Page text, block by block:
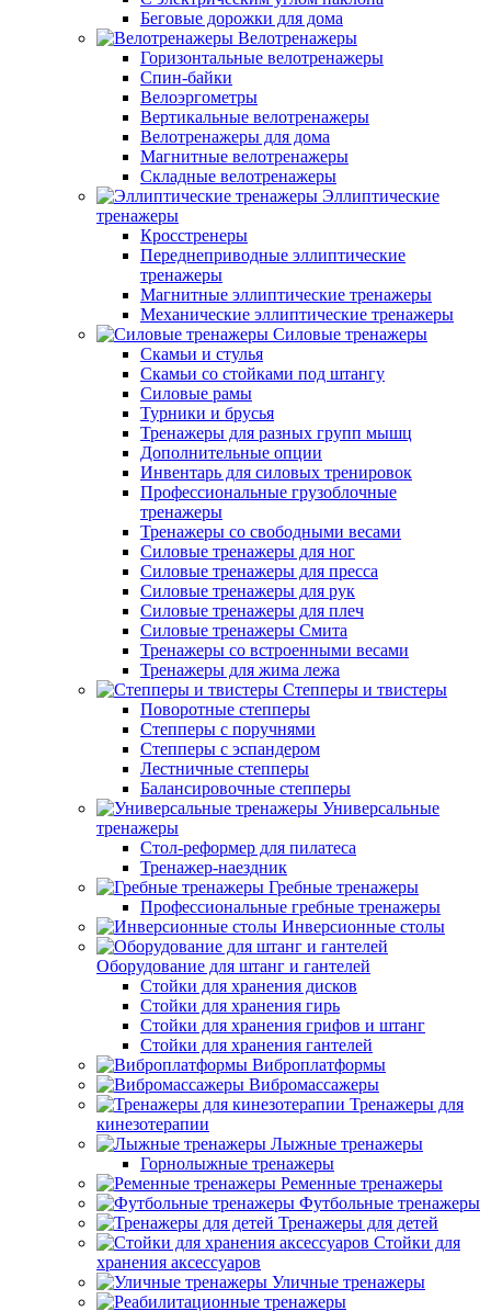
Беговые дорожки для дома
Велотренажеры
Горизонтальные велотренажеры
Спин-байки
Велоэргометры
Вертикальные велотренажеры
Велотренажеры для дома
Магнитные велотренажеры
Складные велотренажеры
Эллиптические
тренажеры
Кросстренеры
Переднеприводные эллиптические
тренажеры
Магнитные эллиптические тренажеры
Механические эллиптические тренажеры
Силовые тренажеры
Скамьи и стулья
Скамьи со стойками под штангу
Силовые рамы
Турники и брусья
Тренажеры для разных групп мышц
Дополнительные опции
Инвентарь для силовых тренировок
Профессиональные грузоблочные
тренажеры
Тренажеры со свободными весами
Силовые тренажеры для ног
Силовые тренажеры для пресса
Силовые тренажеры для рук
Силовые тренажеры для плеч
Силовые тренажеры Смита
Тренажеры со встроенными весами
Тренажеры для жима лежа
Степперы и твистеры
Поворотные степперы
Степперы с поручнями
Степперы с эспандером
Лестничные степперы
Балансировочные степперы
Универсальные
тренажеры
Стол-реформер для пилатеса
Тренажер-наездник
Гребные тренажеры
Профессиональные гребные тренажеры
Инверсионные столы
Оборудование для штанг и гантелей
Стойки для хранения дисков
Стойки для хранения гирь
Стойки для хранения грифов и штанг
Стойки для хранения гантелей
Виброплатформы
Вибромассажеры
Тренажеры для
кинезотерапии
Лыжные тренажеры
Горнолыжные тренажеры
Ременные тренажеры
Футбольные тренажеры
Тренажеры для детей
Стойки для
хранения аксессуаров
Уличные тренажеры